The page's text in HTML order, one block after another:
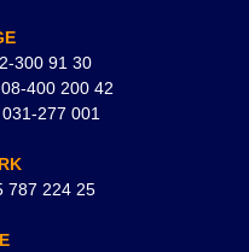
300 91 30
400 200 42
277 001
787 224 25